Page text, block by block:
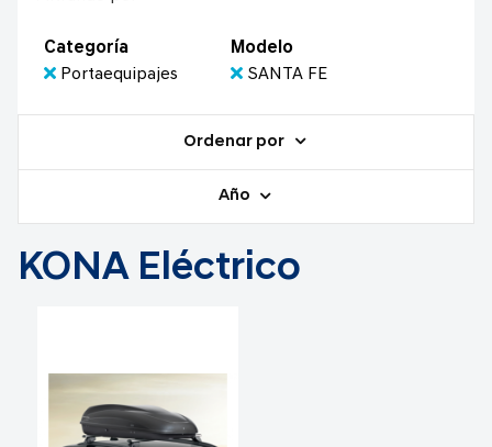
Categoría
Portaequipajes
Modelo
SANTA FE
Ordenar por
Año
KONA Eléctrico